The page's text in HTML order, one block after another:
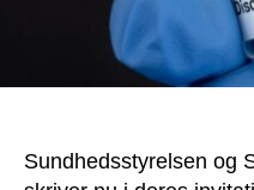
Sundhedsstyrelsen og